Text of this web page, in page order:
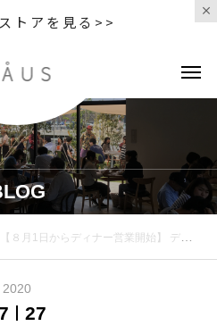
トアを見る>>
【８月1日からディナー営業開始】 ディナーメニューの丼メニューから お肉たっぷりなメニューの一部を
2020
27